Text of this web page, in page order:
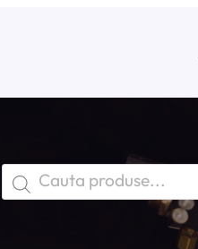
search